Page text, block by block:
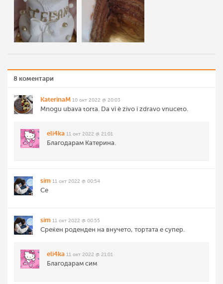
8 коментари
KaterinaM 10 окт 2022 @ 20:03
Mnogu ubava torta. Da vi è zivo i zdravo vnuceto.
eli4ka 11 окт 2022 @ 21:01
Благодарам Катерина.
sim 11 окт 2022 @ 00:54
Се
sim 11 окт 2022 @ 00:55
Среќен роденден на внучето, тортата е супер.
eli4ka 11 окт 2022 @ 21:01
Благодарам сим